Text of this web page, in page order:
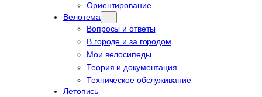
Ориентирование
Велотема
Вопросы и ответы
В городе и за городом
Мои велосипеды
Теория и документация
Техническое обслуживание
Летопись